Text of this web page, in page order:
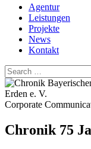
Skip
content
Agentur
Leistungen
Projekte
News
Kontakt
Search
for:
Corporate
Chronik 75